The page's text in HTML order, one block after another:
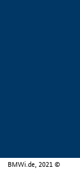
BMWi.de, 2021 ©